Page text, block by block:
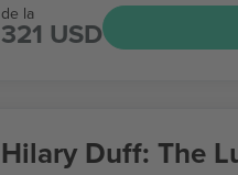
de la
321 USD
Hilary Duff: The